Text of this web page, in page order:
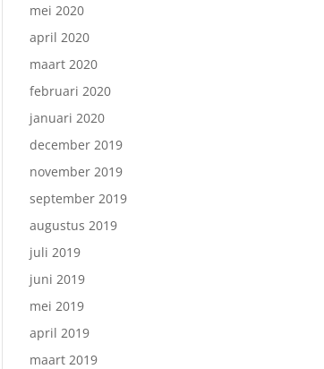
mei 2020
april 2020
maart 2020
februari 2020
januari 2020
december 2019
november 2019
september 2019
augustus 2019
juli 2019
juni 2019
mei 2019
april 2019
maart 2019